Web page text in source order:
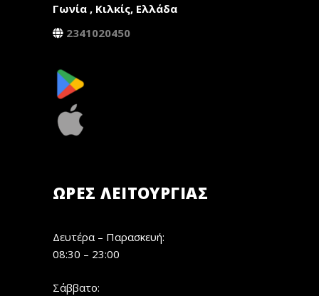
Γωνία , Κιλκίς, Ελλάδα
2341020450
ΏΡΕΣ ΛΕΙΤΟΥΡΓΊΑΣ
Δευτέρα – Παρασκευή:
08:30 – 23:00
Σάββατο: